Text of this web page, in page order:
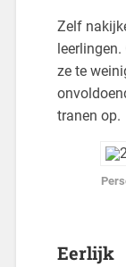
Zelf
ze te
tranen op.
Eerlijk